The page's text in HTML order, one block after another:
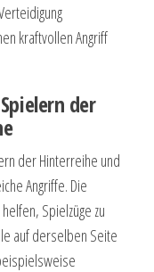
kraftvollen Angriff
der
der Hinterreihe und
Angriffe. Die
Spielzüge zu
auf derselben Seite